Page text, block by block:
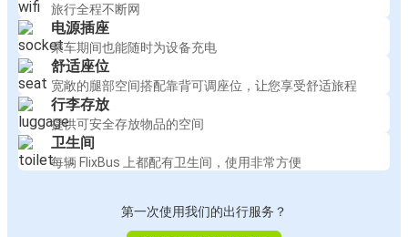
旅行全程不断网
电源插座
乘车期间也能随时为设备充电
舒适座位
宽敞的腿部空间搭配靠背可调座位，让您享受舒适旅程
行李存放
提供可安全存放物品的空间
卫生间
每辆 FlixBus 上都配有卫生间，使用非常方便
第一次使用我们的出行服务？